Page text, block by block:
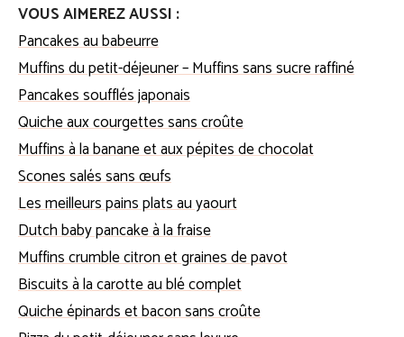
VOUS AIMEREZ AUSSI :
Pancakes au babeurre
Muffins du petit-déjeuner – Muffins sans sucre raffiné
Pancakes soufflés japonais
Quiche aux courgettes sans croûte
Muffins à la banane et aux pépites de chocolat
Scones salés sans œufs
Les meilleurs pains plats au yaourt
Dutch baby pancake à la fraise
Muffins crumble citron et graines de pavot
Biscuits à la carotte au blé complet
Quiche épinards et bacon sans croûte